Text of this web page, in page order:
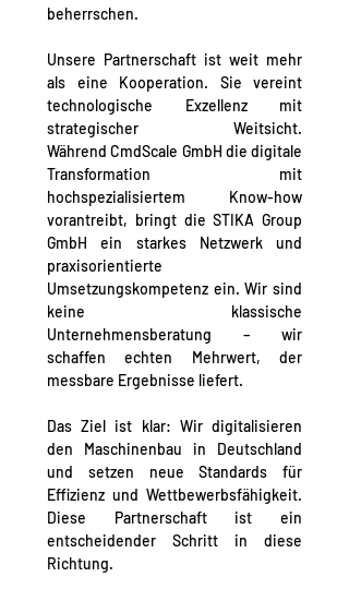
beherrschen.
Unsere Partnerschaft ist weit mehr
als eine Kooperation. Sie vereint
technologische Exzellenz mit
strategischer Weitsicht.
Während CmdScale GmbH die digitale
Transformation mit
hochspezialisiertem Know-how
vorantreibt, bringt die STIKA Group
GmbH ein starkes Netzwerk und
praxisorientierte
Umsetzungskompetenz ein. Wir sind
keine klassische
Unternehmensberatung – wir
schaffen echten Mehrwert, der
messbare Ergebnisse liefert.
Das Ziel ist klar: Wir digitalisieren
den Maschinenbau in Deutschland
und setzen neue Standards für
Effizienz und Wettbewerbsfähigkeit.
Diese Partnerschaft ist ein
entscheidender Schritt in diese
Richtung.